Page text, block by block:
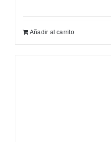
Añadir al carrito